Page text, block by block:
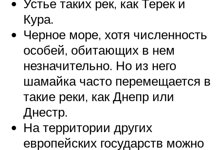
Устье таких рек, как Терек и
Кура.
Черное море, хотя численность
особей, обитающих в нем
незначительно. Но из него
шамайка часто перемещается в
такие реки, как Днепр или
Днестр.
На территории других
европейских государств можно